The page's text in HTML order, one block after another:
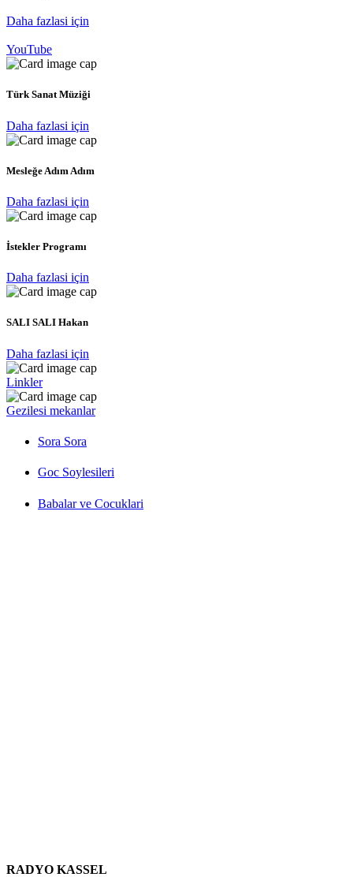
Daha fazlasi için
YouTube
Türk Sanat Müziği
Daha fazlasi için
Mesleğe Adım Adım
Daha fazlasi için
İstekler Programı
Daha fazlasi için
SALI SALI Hakan
Daha fazlasi için
Linkler
Gezilesi mekanlar
Sora Sora
Goc Soylesileri
Babalar ve Cocuklari
RADYO KASSEL